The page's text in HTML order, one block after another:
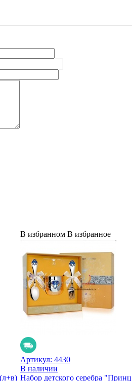
В избранном В избранное
Артикул: 4430
В наличии
Набор детского серебра